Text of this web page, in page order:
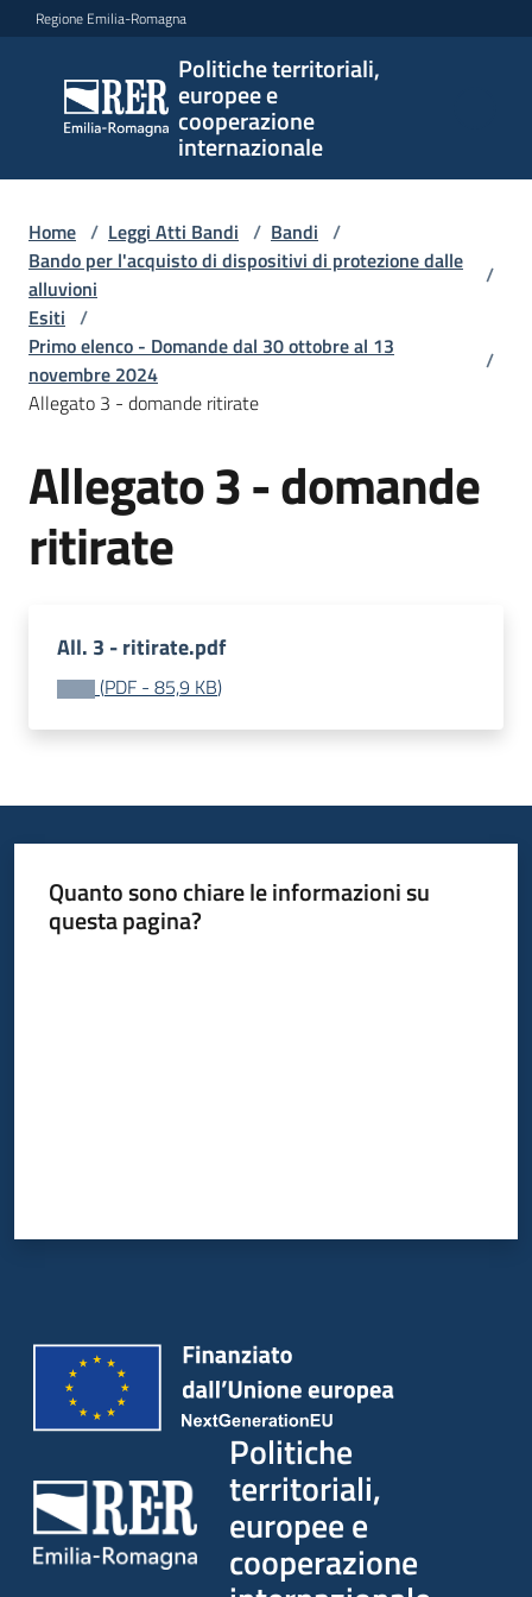
Vai al contenuto
Vai alla navigazione
Vai al footer
Regione Emilia-Romagna
Politiche territoriali,
europee e
cooperazione
internazionale
Politiche
territoriali,
europee e
cooperazione
Argomenti
Novità
Servizi
Leggi
Menu selezionato
Piani
Progetti
Nucleo
Home / Leggi Atti Bandi / Bandi /
Bando per l'acquisto di dispositivi di protezione dalle
alluvioni
/
Esiti /
Primo elenco - Domande dal 30 ottobre al 13
novembre 2024
/
Allegato 3 - domande ritirate
Allegato 3 - domande
ritirate
All. 3 - ritirate.pdf
(PDF - 85,9 KB)
Quanto sono chiare le informazioni su
questa pagina?
Politiche
territoriali,
europee e
cooperazione